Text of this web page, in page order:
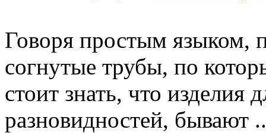
Говоря простым языком,
согнутые трубы, по
стоит знать, что
разновидностей, бывают